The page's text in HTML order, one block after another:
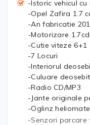
-Istoric vehicul
-Opel Zafira 1.7
-An fabricatie
-Motorizare
-Cutie viteze 6+1
-7 Locuri
-Interiorul
-Culuare
-Radio CD/MP3
-Jante originale
-Oglinz
-Senzori